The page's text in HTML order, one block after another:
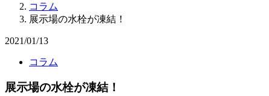
コラム
展示場の水栓が凍結！
2021/01/13
コラム
展示場の水栓が凍結！